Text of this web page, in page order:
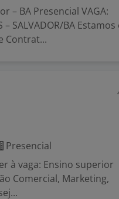
– BA Presencial VAGA:
– SALVADOR/BA Estamos
Contrat...
Presencial
à vaga: Ensino superior
Comercial, Marketing,